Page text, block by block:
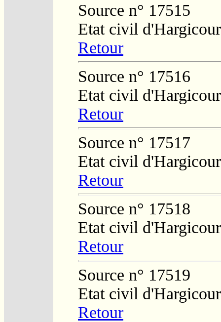
Source n° 17515
Etat civil
Retour
Source n° 17516
Etat civil
Retour
Source n° 17517
Etat civil
Retour
Source n° 17518
Etat civil
Retour
Source n° 17519
Etat civil
Retour